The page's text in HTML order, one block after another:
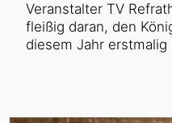
Veranstalter TV
fleißig daran, den
diesem Jahr erstmalig